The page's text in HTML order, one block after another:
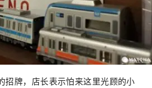
招牌，店长表示怕来这里光顾的小